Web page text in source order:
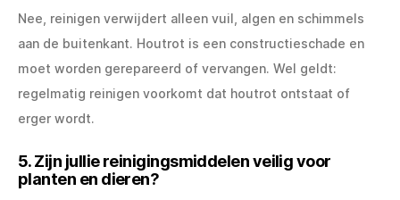
Nee, reinigen verwijdert alleen vuil, algen en schimmels
aan de buitenkant. Houtrot is een constructieschade en
moet worden gerepareerd of vervangen. Wel geldt:
regelmatig reinigen voorkomt dat houtrot ontstaat of
erger wordt.
5. Zijn jullie reinigingsmiddelen veilig voor
planten en dieren?